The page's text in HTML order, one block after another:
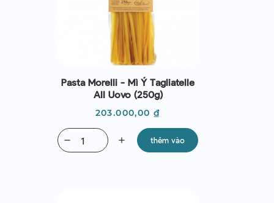
Pasta Morelli - Mì Ý Tagliatelle
All Uovo (250g)
Giá
203.000,00 ₫
add
remove thêm vào